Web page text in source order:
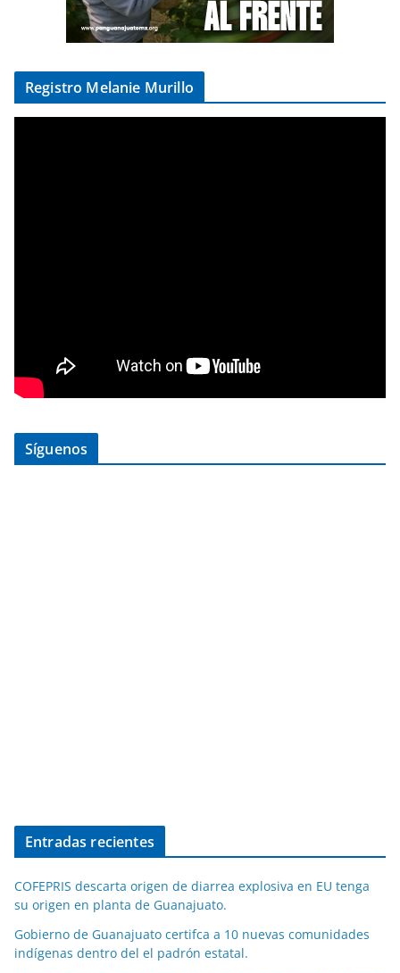
Registro Melanie Murillo
Síguenos
Entradas recientes
COFEPRIS descarta origen de diarrea explosiva en EU tenga
su origen en planta de Guanajuato.
Gobierno de Guanajuato certifca a 10 nuevas comunidades
indígenas dentro del el padrón estatal.